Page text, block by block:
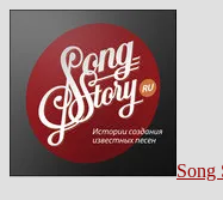
Song